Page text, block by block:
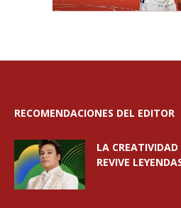
RECOMENDACIONES DEL EDITOR
LA
REVIVE